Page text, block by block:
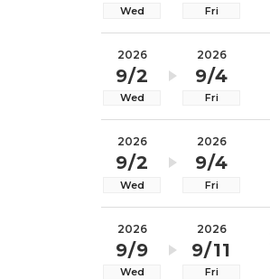
Wed Fri
2026
9/2
Wed
2026
9/4
Fri
2026
9/2
Wed
2026
9/4
Fri
2026
9/9
Wed
2026
9/11
Fri